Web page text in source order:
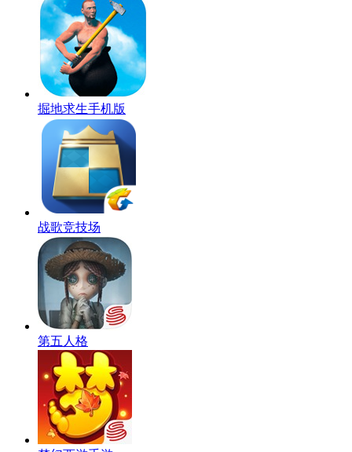
掘地求生手机版
战歌竞技场
第五人格